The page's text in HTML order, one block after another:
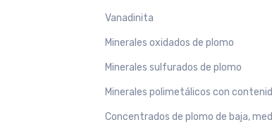
Vanadinita
Minerales oxidados de plomo
Minerales sulfurados de plomo
Minerales polimetálicos con
Concentrados de plomo de baja,